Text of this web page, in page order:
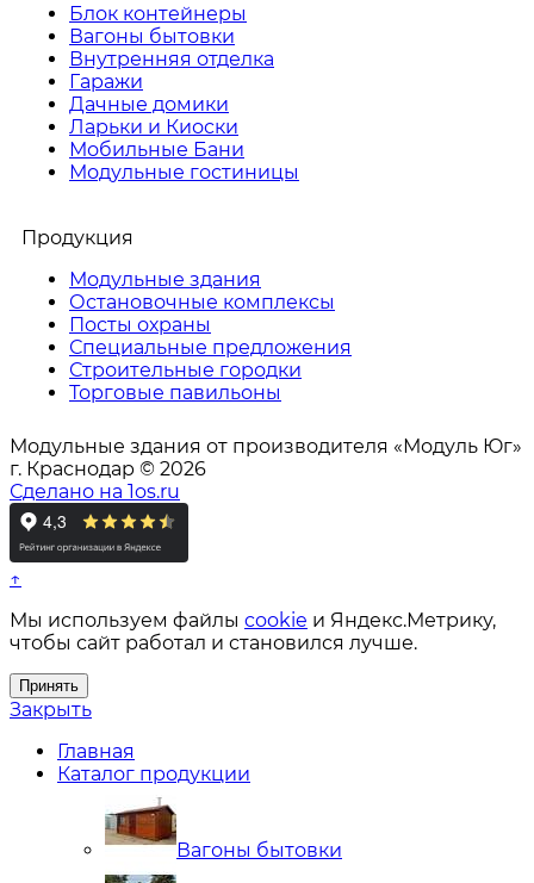
Блок контейнеры
Вагоны бытовки
Внутренняя отделка
Гаражи
Дачные домики
Ларьки и Киоски
Мобильные Бани
Модульные гостиницы
Продукция
Модульные здания
Остановочные комплексы
Посты охраны
Специальные предложения
Строительные городки
Торговые павильоны
Модульные здания от производителя «Модуль Юг»
г. Краснодар © 2026
Сделано на 1os.ru
↑
Мы используем файлы cookie и Яндекс.Метрику,
чтобы сайт работал и становился лучше.
Принять
Закрыть
Главная
Каталог продукции
Вагоны бытовки